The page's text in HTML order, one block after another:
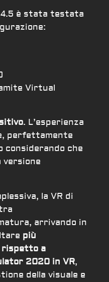
è stata testata
Virtual
. L’esperienza
perfettamente
che
la VR di
arrivando in
più
rispetto a
2020 in VR,
della visuale e